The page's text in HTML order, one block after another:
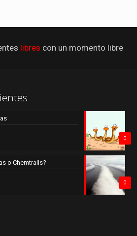
libres con un momento libre
0
0
o Chemtrails?